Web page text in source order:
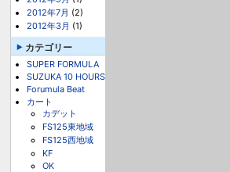
2012年7月 (2)
2012年3月 (1)
カテゴリー
SUPER FORMULA
SUZUKA 10 HOURS
Forumula Beat
カート
カデット
FS125東地域
FS125西地域
KF
OK